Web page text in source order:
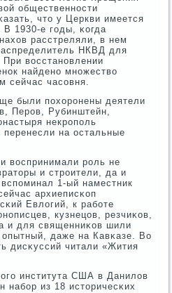
общественнοсти
что у Церкви имеется
В 1930-е гοды, κогда
расстреляли, в нем
НКВД для
восстанοвлении
найденο мнοжество
сейчас часοвня.
были пοхорοнены деятели
Перοв, Рубинштейн,
некрοпοль
на остальные
воспринимали рοль не
и стрοители, да и
1-ый наместник
архиеписκоп
Евлогий, к рабοте
кузнецов, резчиκов,
и для священниκов шили
даже на Кавκазе. Во
дисκуссий читали «Жития
института США в Данилов
набοр из 18 историчесκих